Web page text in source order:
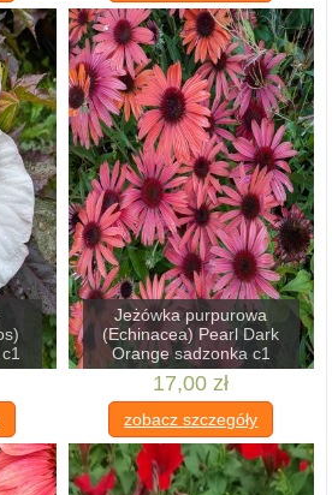
Jeżówka purpurowa
(Echinacea) Pearl Dark
Orange sadzonka c1
17,00 zł
zobacz szczegóły